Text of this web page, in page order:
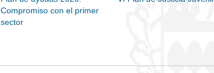
Compromiso con el primer
sector